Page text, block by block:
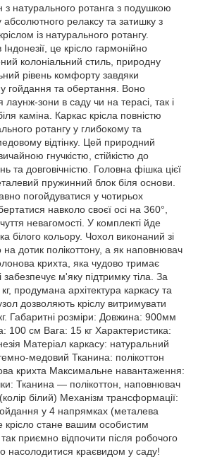
з натурального ротанга з подушкою
релаксу та затишку з
із натурального ротангу.
це крісло гармонійно
колоніальний стиль, природну
рівень комфорту завдяки
гойдання та обертання. Воно
лаунж-зони в саду чи на терасі, так і
каміна. Каркас крісла повністю
ротангу у глибокому та
відтінку. Цей природний
гнучкістю, стійкістю до
та довговічністю. Головна фішка цієї
пружинний блок біля основи.
погойдуватися у чотирьох
навколо своєї осі на 360°,
невагомості. У комплекті йде
білого кольору. Чохол виконаний зі
дотик полікоттону, а як наповнювач
крихта, яка чудово тримає
м'яку підтримку тіла. За
продумана архітектура каркасу та
дозволяють кріслу витримувати
Габаритні розміри: Довжина: 900мм
см Вага: 15 кг Характеристика:
Матеріал каркасу: натуральний
медовий Тканина: полікоттон
крихта Максимальне навантаження:
Тканина — полікоттон, наповнювач
білий) Механізм трансформації:
у 4 напрямках (металева
крісло стане вашим особистим
приємно відпочити після робочого
насолодитися краєвидом у саду!